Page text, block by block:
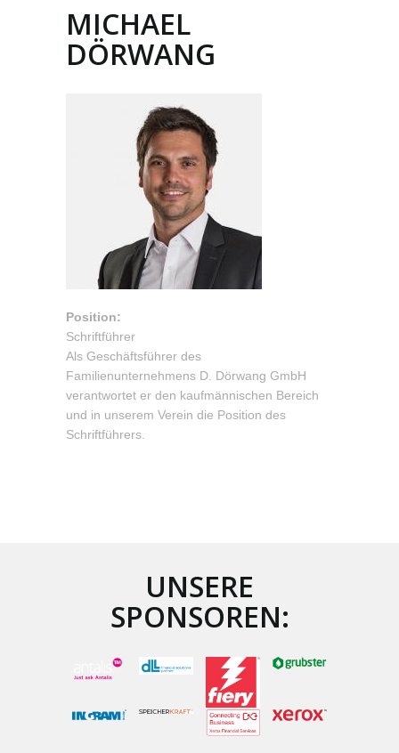
MICHAEL
DÖRWANG
Position:
Schriftführer
Als Geschäftsführer des
Familienunternehmens D. Dörwang GmbH
verantwortet er den kaufmännischen Bereich
und in unserem Verein die Position des
Schriftführers.
UNSERE
SPONSOREN: